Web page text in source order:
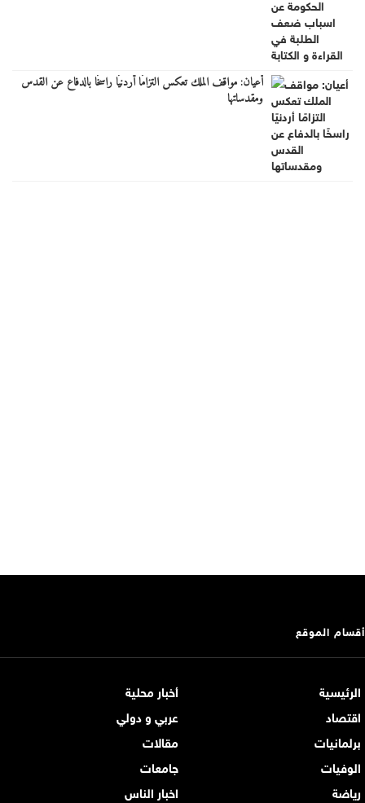
أعيان: مواقف الملك تعكس التزامًا أردنيًا راسخًا بالدفاع عن القدس
ومقدساتها
أقسام الموقع
الرئيسية
أخبار محلية
اقتصاد
عربي و دولي
برلمانيات
مقالات
الوفيات
جامعات
رياضة
اخبار الناس